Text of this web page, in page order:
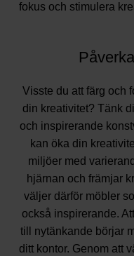
fokus och stimulera
Visste du att färg och
din kreativitet? Tänk
och inspirerande
kan öka din
miljöer med
hjärnan och främjar
väljer därför möbler
också inspirerande.
till nytänkande börjar
ditt kontor. Genom att